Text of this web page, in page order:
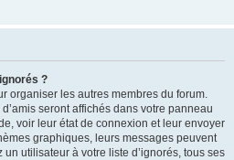
?
organiser les autres membres du forum.
seront affichés dans votre panneau
voir leur état de connexion et leur envoyer
graphiques, leurs messages peuvent
utilisateur à votre liste d’ignorés, tous ses